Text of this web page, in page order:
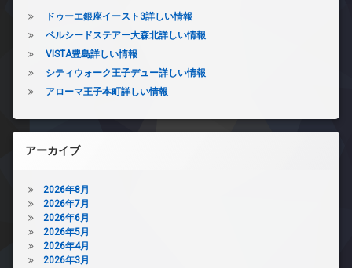
ドゥーエ銀座イースト3詳しい情報
ベルシードステアー大森北詳しい情報
VISTA豊島詳しい情報
シティウォーク王子デュー詳しい情報
アローマ王子本町詳しい情報
アーカイブ
2026年8月
2026年7月
2026年6月
2026年5月
2026年4月
2026年3月